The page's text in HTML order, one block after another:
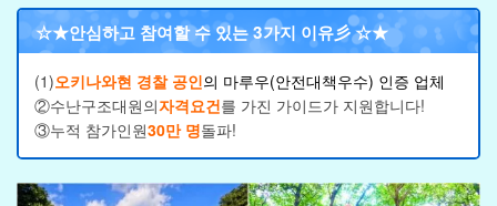
☆★안심하고 참여할 수 있는 3가지 이유彡 ☆★
(1)오키나와현 경찰 공인의 마루우(안전대책우수) 인증 업체
②수난구조대원의자격요건를 가진 가이드가 지원합니다!
③누적 참가인원30만 명돌파!